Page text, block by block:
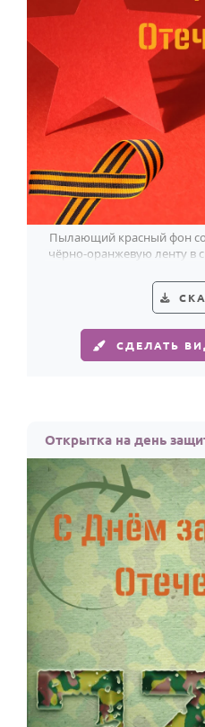
Пылающий красный фон
чёрно-оранжевую ленту в
СДЕЛАТЬ
Открытка на день